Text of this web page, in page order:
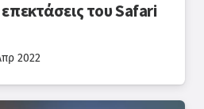
του Safari
2022